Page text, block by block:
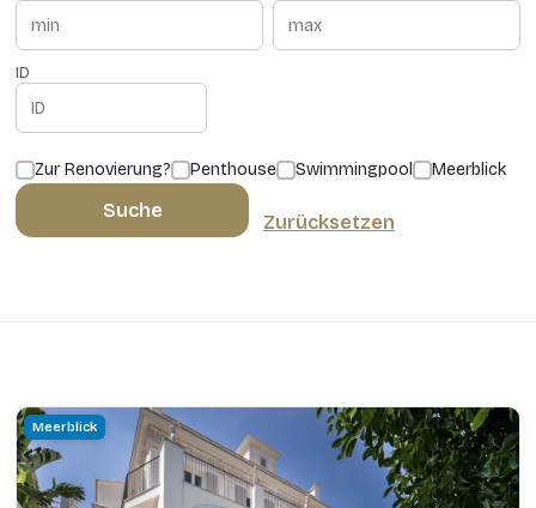
ID
Zur Renovierung? Penthouse Swimmingpool Meerblick
Suche
Zurücksetzen
Meerblick